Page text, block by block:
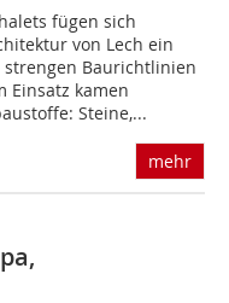
fügen sich
von Lech ein
Baurichtlinien
Einsatz kamen
Steine,...
mehr